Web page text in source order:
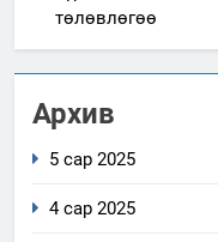
төлөвлөгөө
Архив
5 сар 2025
4 сар 2025